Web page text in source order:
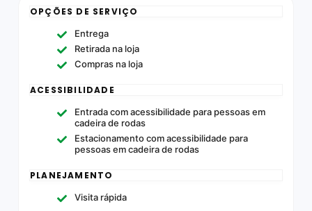
OPÇÕES DE SERVIÇO
Entrega
Retirada na loja
Compras na loja
ACESSIBILIDADE
Entrada com acessibilidade para pessoas em
cadeira de rodas
Estacionamento com acessibilidade para
pessoas em cadeira de rodas
PLANEJAMENTO
Visita rápida